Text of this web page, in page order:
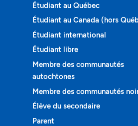
Étudiant au Québec
Étudiant au Canada (hors
Étudiant international
Étudiant libre
Membre des communautés
autochtones
Membre des communautés
Élève du secondaire
Parent